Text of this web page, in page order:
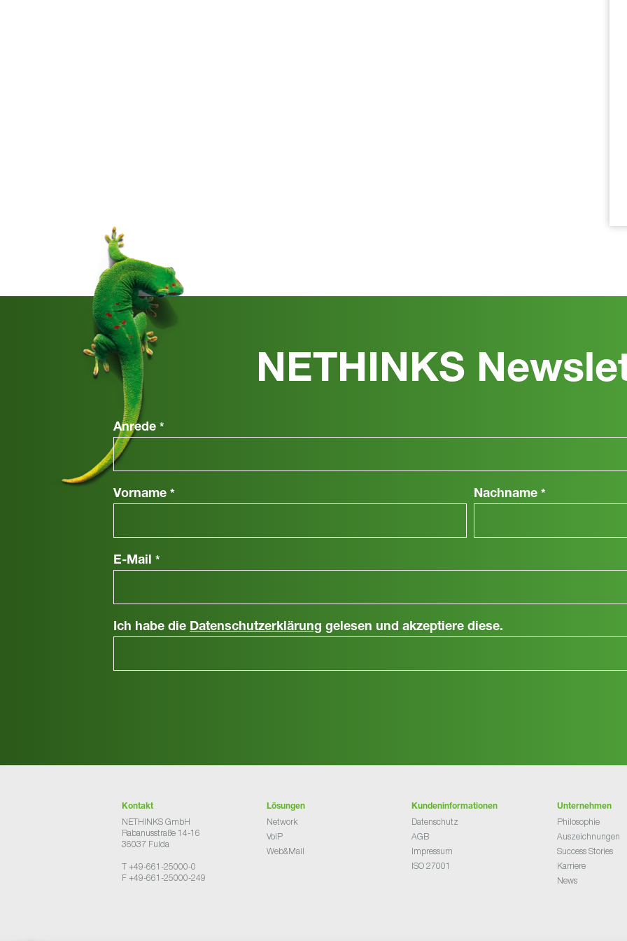
NETHINKS
Anrede *
Vorname * Nachname *
E-Mail *
Ich habe die Datenschutzerklärung gelesen und akzeptiere diese.
Kontakt
NETHINKS GmbH
Rabanusstraße 14-16
36037 Fulda
T +49-661-25000-0
F +49-661-25000-249
Lösungen
Network
VoIP
Web&Mail
Kundeninformationen
Datenschutz
AGB
Impressum
ISO 27001
Unternehmen
Philosophie
Auszeichnungen
Success Stories
Karriere
News